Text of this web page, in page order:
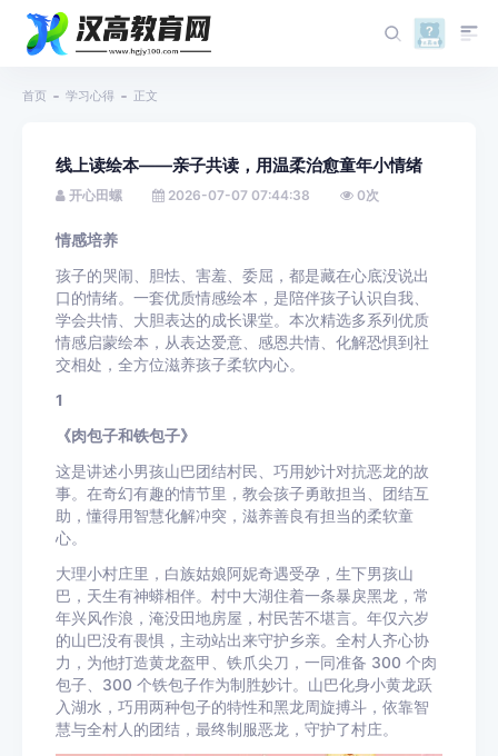
首页 学习心得 正文
线上读绘本——亲子共读，用温柔治愈童年小情绪
开心田螺 2026-07-07 07:44:38 0次
情感培养
孩子的哭闹、胆怯、害羞、委屈，都是藏在心底没说出
口的情绪。一套优质情感绘本，是陪伴孩子认识自我、
学会共情、大胆表达的成长课堂。本次精选多系列优质
情感启蒙绘本，从表达爱意、感恩共情、化解恐惧到社
交相处，全方位滋养孩子柔软内心。
1
《肉包子和铁包子》
这是讲述小男孩山巴团结村民、巧用妙计对抗恶龙的故
事。在奇幻有趣的情节里，教会孩子勇敢担当、团结互
助，懂得用智慧化解冲突，滋养善良有担当的柔软童
心。
大理小村庄里，白族姑娘阿妮奇遇受孕，生下男孩山
巴，天生有神蟒相伴。村中大湖住着一条暴戾黑龙，常
年兴风作浪，淹没田地房屋，村民苦不堪言。年仅六岁
的山巴没有畏惧，主动站出来守护乡亲。全村人齐心协
力，为他打造黄龙盔甲、铁爪尖刀，一同准备 300 个肉
包子、300 个铁包子作为制胜妙计。山巴化身小黄龙跃
入湖水，巧用两种包子的特性和黑龙周旋搏斗，依靠智
慧与全村人的团结，最终制服恶龙，守护了村庄。